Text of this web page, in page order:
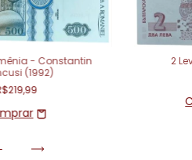
- Constantin
(1992)
2